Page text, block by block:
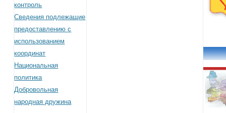
контроль
Сведения подлежащие
предоставлению с
использованием
координат
Национальная
политика
Добровольная
народная дружина